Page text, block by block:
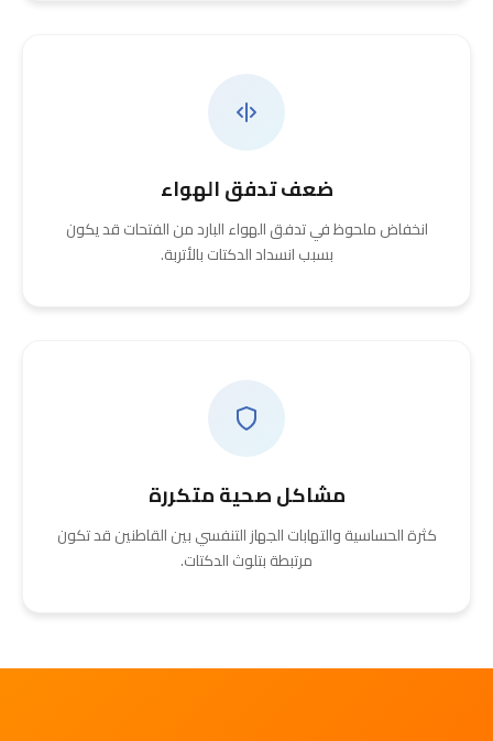
ضعف تدفق الهواء
انخفاض ملحوظ في تدفق الهواء البارد من الفتحات قد يكون
بسبب انسداد الدكتات بالأتربة.
مشاكل صحية متكررة
كثرة الحساسية والتهابات الجهاز التنفسي بين القاطنين قد تكون
مرتبطة بتلوث الدكتات.